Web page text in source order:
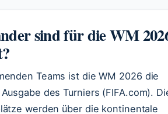
sind für die WM
Teams ist die WM 2026 die
des Turniers (FIFA.com).
werden über die kontinentale